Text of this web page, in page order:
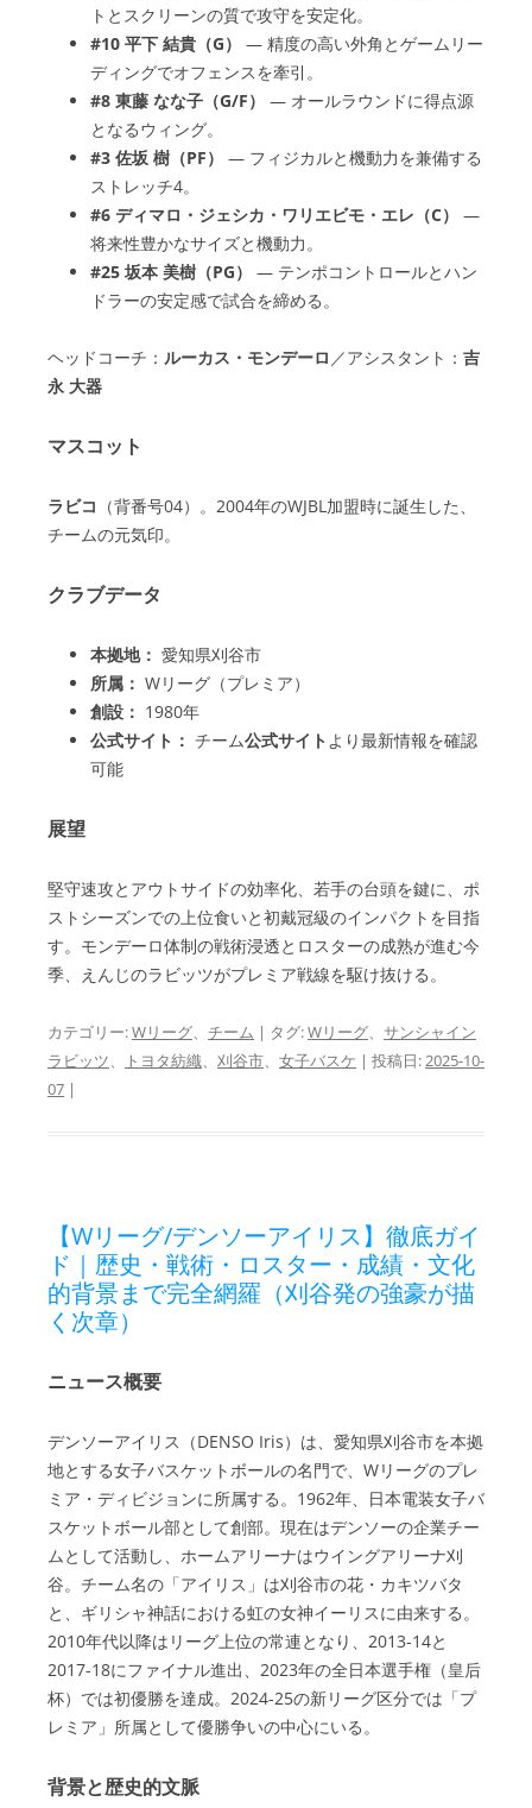
トとスクリーンの質で攻守を安定化。
#10 平下 結貴（G）
— 精度の高い外角とゲームリー
ディングでオフェンスを牽引。
#8 東藤 なな子（G/F）
— オールラウンドに得点源
となるウィング。
#3 佐坂 樹（PF）
— フィジカルと機動力を兼備する
ストレッチ4。
#6 ディマロ・ジェシカ・ワリエビモ・エレ（C）
—
将来性豊かなサイズと機動力。
#25 坂本 美樹（PG）
— テンポコントロールとハン
ドラーの安定感で試合を締める。
ヘッドコーチ： ルーカス・モンデーロ ／アシスタント： 吉
永 大器
マスコット
ラビコ （背番号04）。2004年のWJBL加盟時に誕生した、
チームの元気印。
クラブデータ
本拠地： 愛知県刈谷市
所属： Wリーグ（プレミア）
創設： 1980年
公式サイト： チーム公式サイト より最新情報を確認
可能
展望
堅守速攻とアウトサイドの効率化、若手の台頭を鍵に、ポ
ストシーズンでの上位食いと初戴冠級のインパクトを目指
す。モンデーロ体制の戦術浸透とロスターの成熟が進む今
季、えんじのラビッツがプレミア戦線を駆け抜ける。
カテゴリー:Wリーグ、 チーム | タグ:Wリーグ、 サンシャイン
ラビッツ、 トヨタ紡織、 刈谷市、 女子バスケ | 投稿日:2025-10-
07 |
【Wリーグ/デンソーアイリス】徹底ガイ
ド｜歴史・戦術・ロスター・成績・文化
的背景まで完全網羅（刈谷発の強豪が描
く次章）
ニュース概要
デンソーアイリス（DENSO Iris）は、愛知県刈谷市を本拠
地とする女子バスケットボールの名門で、Wリーグのプレ
ミア・ディビジョンに所属する。1962年、日本電装女子バ
スケットボール部として創部。現在はデンソーの企業チー
ムとして活動し、ホームアリーナはウイングアリーナ刈
谷。チーム名の「アイリス」は刈谷市の花・カキツバタ
と、ギリシャ神話における虹の女神イーリスに由来する。
2010年代以降はリーグ上位の常連となり、2013-14と
2017-18にファイナル進出、2023年の全日本選手権（皇后
杯）では初優勝を達成。2024-25の新リーグ区分では「プ
レミア」所属として優勝争いの中心にいる。
背景と歴史的文脈